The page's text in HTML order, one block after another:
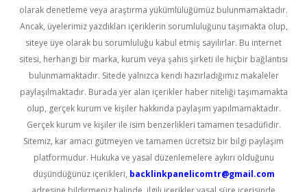
olarak denetleme veya araştırma yükümlülüğümüz bulunmamaktadır.
Ancak, üyelerimiz yazdıkları içeriklerin sorumluluğunu taşımakta olup,
siteye üye olarak bu sorumluluğu kabul etmiş sayılırlar. Bu internet
sitesi, herhangi bir marka, kurum veya şahıs şirketi ile hiçbir bağlantısı
bulunmamaktadır. Sitede yalnızca kendi hazırladığımız makaleler
paylaşılmaktadır. Burada yer alan içerikler haber niteliği taşımamakta
olup, gerçek kurum ve kişiler hakkında paylaşım yapılmamaktadır.
Gerçek kurum ve kişiler ile isim benzerlikleri tamamen tesadüfidir.
Sitemiz, kar amacı gütmeyen ve tamamen ücretsiz bir bilgi paylaşım
platformudur. Hukuka ve yasal düzenlemelere aykırı olduğunu
düşündüğünüz içerikleri, backlinkpanelicomtr@gmail.com